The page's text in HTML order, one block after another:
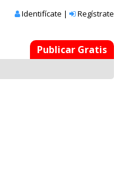
Identifícate | Regístrate
Publicar Gratis